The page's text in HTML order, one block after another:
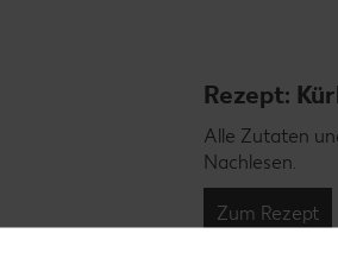
Rezept:
Alle Zutaten
Nachlesen.
Zum Rezept